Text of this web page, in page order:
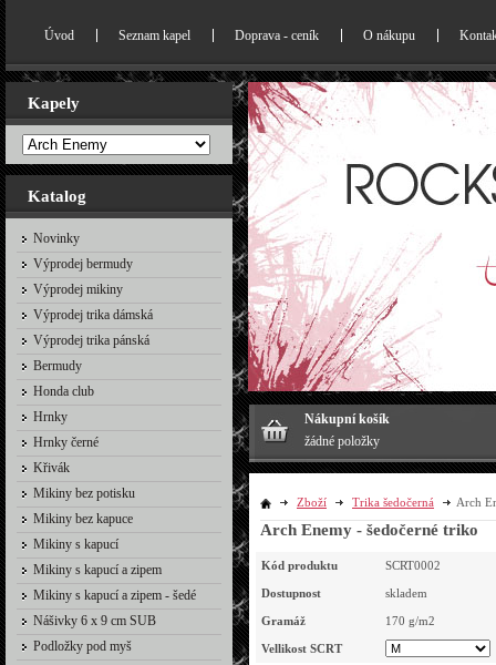
Kapely
Katalog
Novinky
Výprodej bermudy
Výprodej mikiny
Výprodej trika dámská
Výprodej trika pánská
Bermudy
Honda club
Hrnky
Hrnky černé
Křivák
Mikiny bez potisku
Mikiny bez kapuce
Mikiny s kapucí
Mikiny s kapucí a zipem
Mikiny s kapucí a zipem - šedé
Nášivky 6 x 9 cm SUB
Podložky pod myš
Zboží Trika šedočerná Arch
Arch Enemy - šedočerné triko
Kód produktu SCRT0002
Dostupnost skladem
Gramáž 170 g/m2
Vellikost SCRT
Úvod Seznam kapel Doprava - ceník O nákupu
Nákupní košík
žádné položky